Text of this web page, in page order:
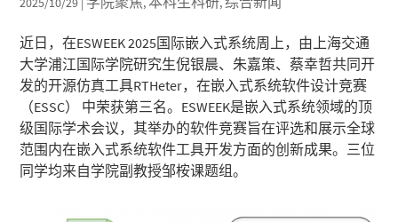
近日，在ESWEEK 2025国际嵌入式系统周上，由上海交通
大学浦江国际学院研究生倪银晨、朱嘉策、蔡幸哲共同开
发的开源仿真工具RTHeter，在嵌入式系统软件设计竞赛
（ESSC） 中荣获第三名。ESWEEK是嵌入式系统领域的顶
级国际学术会议，其举办的软件竞赛旨在评选和展示全球
范围内在嵌入式系统软件工具开发方面的创新成果。三位
同学均来自学院副教授邹桉课题组。